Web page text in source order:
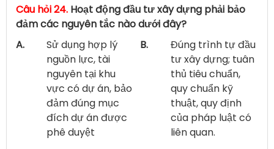
Câu hỏi 24. Hoạt động đầu tư xây dựng phải bảo
đảm các nguyên tắc nào dưới đây?
A.
Sử dụng hợp lý
nguồn lực, tài
nguyên tại khu
vực có dự án, bảo
đảm đúng mục
đích dự án được
phê duyệt
B.
Đúng trình tự đầu
tư xây dựng; tuân
thủ tiêu chuẩn,
quy chuẩn kỹ
thuật, quy định
của pháp luật có
liên quan.